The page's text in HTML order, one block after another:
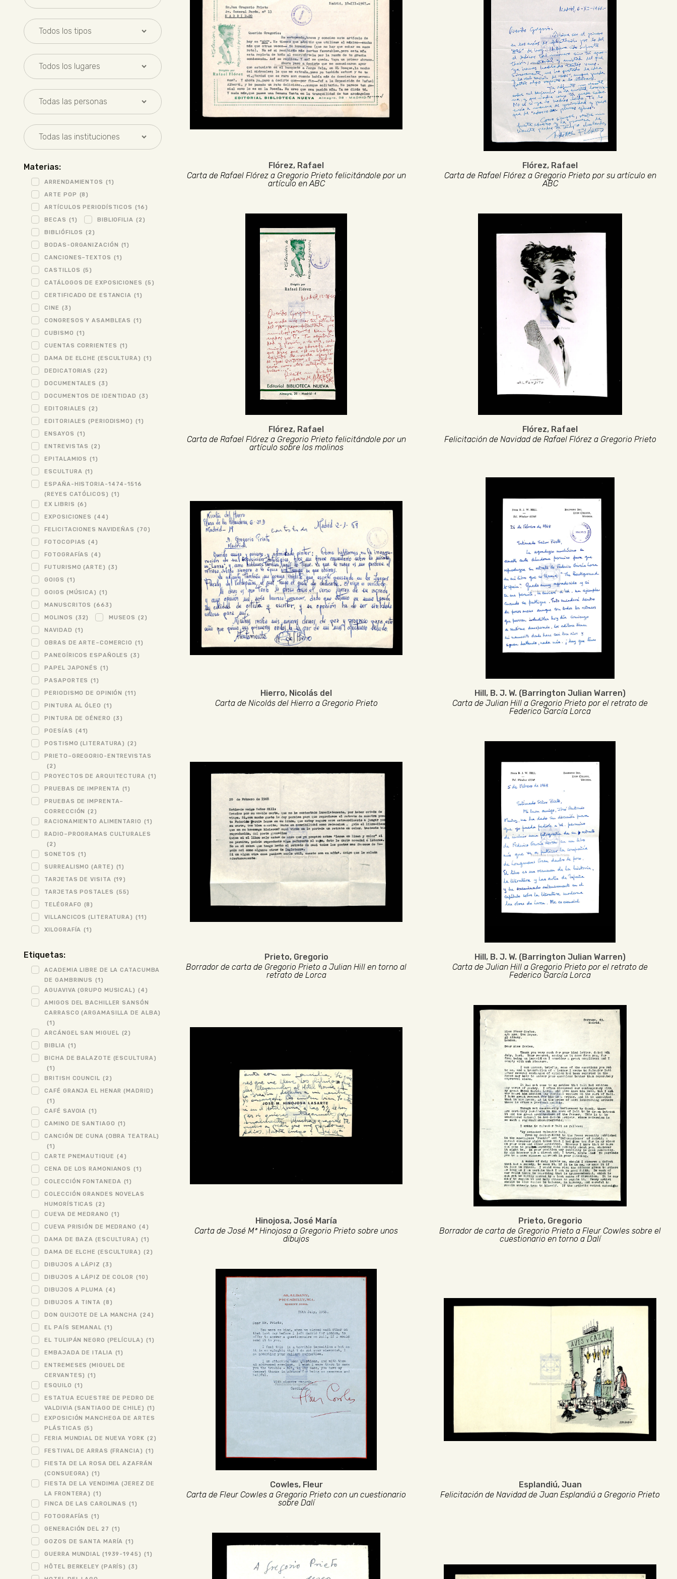
Materias:
ARRENDAMIENTOS (1)
ARTE POP (8)
ARTÍCULOS PERIODÍSTICOS (16)
BECAS (1) BIBLIOFILIA (2)
BIBLIÓFILOS (2)
BODAS-ORGANIZACIÓN (1)
CANCIONES–TEXTOS (1)
CASTILLOS (5)
CATÁLOGOS DE EXPOSICIONES (5)
CERTIFICADO DE ESTANCIA (1)
CINE (3)
CONGRESOS Y ASAMBLEAS (1)
CUBISMO (1)
CUENTAS CORRIENTES (1)
DAMA DE ELCHE (ESCULTURA) (1)
DEDICATORIAS (22)
DOCUMENTALES (3)
DOCUMENTOS DE IDENTIDAD (3)
EDITORIALES (2)
EDITORIALES (PERIODISMO) (1)
ENSAYOS (1)
ENTREVISTAS (2)
EPITALAMIOS (1)
ESCULTURA (1)
ESPAÑA-HISTORIA-1474-1516
(REYES CATÓLICOS) (1)
EX LIBRIS (6)
EXPOSICIONES (44)
FELICITACIONES NAVIDEÑAS (70)
FOTOCOPIAS (4)
FOTOGRAFÍAS (4)
FUTURISMO (ARTE) (3)
GOIGS (1)
GOIGS (MÚSICA) (1)
MANUSCRITOS (663)
MOLINOS (32) MUSEOS (2)
NAVIDAD (1)
OBRAS DE ARTE–COMERCIO (1)
PANEGÍRICOS ESPAÑOLES (3)
PAPEL JAPONÉS (1)
PASAPORTES (1)
PERIODISMO DE OPINIÓN (11)
PINTURA AL ÓLEO (1)
PINTURA DE GÉNERO (3)
POESÍAS (41)
POSTISMO (LITERATURA) (2)
PRIETO–GREGORIO-ENTREVISTAS
(2)
PROYECTOS DE ARQUITECTURA (1)
PRUEBAS DE IMPRENTA (1)
PRUEBAS DE IMPRENTA–
CORRECCIÓN (2)
RACIONAMIENTO ALIMENTARIO (1)
RADIO–PROGRAMAS CULTURALES
(2)
SONETOS (1)
SURREALISMO (ARTE) (1)
TARJETAS DE VISITA (19)
TARJETAS POSTALES (55)
TELÉGRAFO (8)
VILLANCICOS (LITERATURA) (11)
XILOGRAFÍA (1)
Etiquetas:
ACADEMIA LIBRE DE LA CATACUMBA
DE GAMBRINUS (1)
AGUAVIVA (GRUPO MUSICAL) (4)
AMIGOS DEL BACHILLER SANSÓN
CARRASCO (ARGAMASILLA DE ALBA)
(1)
ARCÁNGEL SAN MIGUEL (2)
BIBLIA (1)
BICHA DE BALAZOTE (ESCULTURA)
(1)
BRITISH COUNCIL (2)
CAFÉ GRANJA EL HENAR (MADRID)
(1)
CAFÉ SAVOIA (1)
CAMINO DE SANTIAGO (1)
CANCIÓN DE CUNA (OBRA TEATRAL)
(1)
CARTE PNEMAUTIQUE (4)
CENA DE LOS RAMONIANOS (1)
COLECCIÓN FONTANEDA (1)
COLECCIÓN GRANDES NOVELAS
HUMORÍSTICAS (2)
CUEVA DE MEDRANO (1)
CUEVA PRISIÓN DE MEDRANO (4)
DAMA DE BAZA (ESCULTURA) (1)
DAMA DE ELCHE (ESCULTURA) (2)
DIBUJOS A LÁPIZ (3)
DIBUJOS A LÁPIZ DE COLOR (10)
DIBUJOS A PLUMA (4)
DIBUJOS A TINTA (8)
DON QUIJOTE DE LA MANCHA (24)
EL PAÍS SEMANAL (1)
EL TULIPÁN NEGRO (PELÍCULA) (1)
EMBAJADA DE ITALIA (1)
ENTREMESES (MIGUEL DE
CERVANTES) (1)
ESQUILO (1)
ESTATUA ECUESTRE DE PEDRO DE
VALDIVIA (SANTIAGO DE CHILE) (1)
EXPOSICIÓN MANCHEGA DE ARTES
PLÁSTICAS (5)
FERIA MUNDIAL DE NUEVA YORK (2)
FESTIVAL DE ARRAS (FRANCIA) (1)
FIESTA DE LA ROSA DEL AZAFRÁN
(CONSUEGRA) (1)
FIESTA DE LA VENDIMIA (JEREZ DE
LA FRONTERA) (1)
FINCA DE LAS CAROLINAS (1)
FOTOGRAFÍAS (1)
GENERACIÓN DEL 27 (1)
GOZOS DE SANTA MARÍA (1)
GUERRA MUNDIAL (1939-1945) (1)
HÔTEL BERKELEY (PARÍS) (3)
Flórez, Rafael
Carta de Rafael Flórez a Gregorio Prieto felicitándole por un
artículo en ABC
Flórez, Rafael
Carta de Rafael Flórez a Gregorio Prieto por su artículo en
ABC
Flórez, Rafael
Carta de Rafael Flórez a Gregorio Prieto felicitándole por un
artículo sobre los molinos
Flórez, Rafael
Felicitación de Navidad de Rafael Flórez a Gregorio Prieto
Hierro, Nicolás del
Carta de Nicolás del Hierro a Gregorio Prieto
Hill, B. J. W. (Barrington Julian Warren)
Carta de Julian Hill a Gregorio Prieto por el retrato de
Federico García Lorca
Prieto, Gregorio
Borrador de carta de Gregorio Prieto a Julian Hill en torno al
retrato de Lorca
Hill, B. J. W. (Barrington Julian Warren)
Carta de Julian Hill a Gregorio Prieto por el retrato de
Federico García Lorca
Hinojosa, José María
Carta de José Mª Hinojosa a Gregorio Prieto sobre unos
dibujos
Prieto, Gregorio
Borrador de carta de Gregorio Prieto a Fleur Cowles sobre el
cuestionario en torno a Dalí
Cowles, Fleur
Carta de Fleur Cowles a Gregorio Prieto con un cuestionario
sobre Dalí
Esplandiú, Juan
Felicitación de Navidad de Juan Esplandiú a Gregorio Prieto